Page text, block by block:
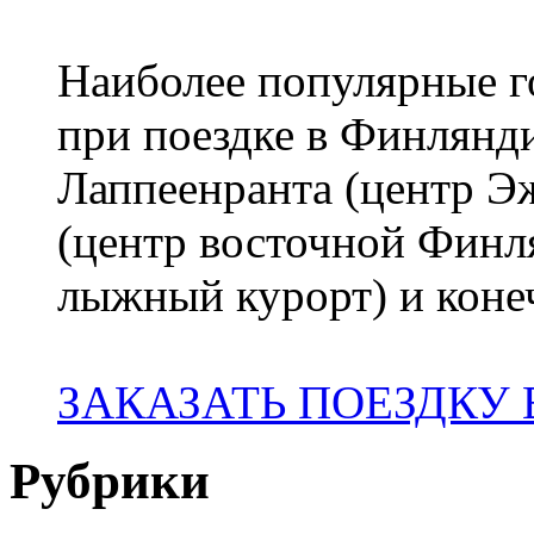
Наиболее популярные
при поездке в
Лаппеенранта (центр
(центр восточной
лыжный курорт) и
ЗАКАЗАТЬ
Рубрики